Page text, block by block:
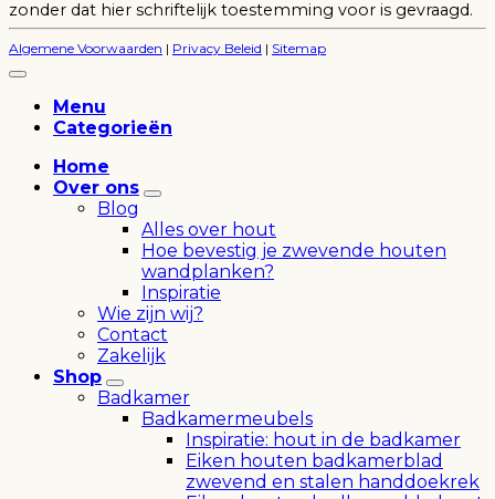
zonder dat hier schriftelijk toestemming voor is gevraagd.
Algemene Voorwaarden | Privacy Beleid | Sitemap
Menu
Categorieën
Home
Over ons
Blog
Alles over hout
Hoe bevestig je zwevende houten
wandplanken?
Inspiratie
Wie zijn wij?
Contact
Zakelijk
Shop
Badkamer
Badkamermeubels
Inspiratie: hout in de badkamer
Eiken houten badkamerblad
zwevend en stalen handdoekrek